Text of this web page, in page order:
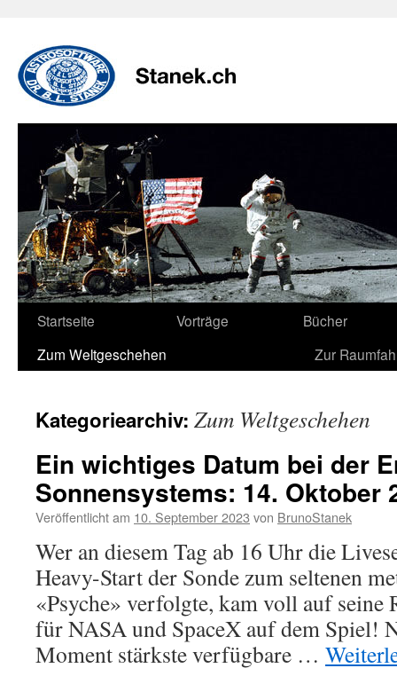
springen
Startseite Vorträge
Bücher
Zum Weltgeschehen
Zur
Kategoriearchiv: Zum Weltgeschehen
Ein wichtiges Datum bei der
Sonnensystems: 14. Oktober
Veröffentlicht am 10. September 2023 von BrunoStanek
Wer an diesem Tag ab 16 Uhr die
Heavy-Start der Sonde zum seltenen
«Psyche» verfolgte, kam voll auf seine
für NASA und SpaceX auf dem Spiel!
Moment stärkste verfügbare …